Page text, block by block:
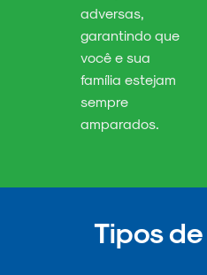
adversas,
garantindo que
você e sua
família estejam
sempre
amparados.
Tipos